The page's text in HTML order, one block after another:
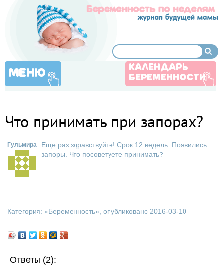
МЕНЮ
КАЛЕНДАРЬ
БЕРЕМЕННОСТИ
Что принимать при запорах?
Гульмира
Еще раз здравствуйте! Срок 12 недель. Появились
запоры. Что посоветуете принимать?
Категория: «Беременность», опубликовано 2016-03-10
Ответы (2):